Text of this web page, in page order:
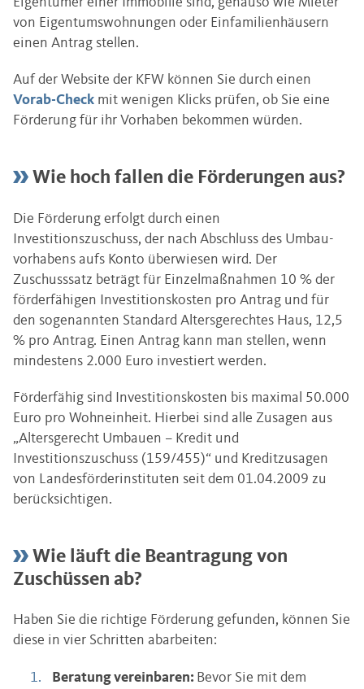
von Eigentumswohnungen oder Einfamilienhäusern
einen Antrag stellen.
Auf der Website der KFW können Sie durch einen
Vorab-Check mit wenigen Klicks prüfen, ob Sie eine
Förderung für ihr Vorhaben bekommen würden.
Wie hoch fallen die Förderungen aus?
Die Förderung erfolgt durch einen
Investitionszuschuss, der nach Abschluss des Umbau-
vorhabens aufs Konto überwiesen wird. Der
Zuschusssatz beträgt für Einzelmaßnahmen 10 % der
förderfähigen Investitionskosten pro Antrag und für
den sogenannten Standard Altersgerechtes Haus, 12,5
% pro Antrag. Einen Antrag kann man stellen, wenn
mindestens 2.000 Euro investiert werden.
Förderfähig sind Investitionskosten bis maximal 50.000
Euro pro Wohneinheit. Hierbei sind alle Zusagen aus
„Altersgerecht Umbauen – Kredit und
Investitionszuschuss (159/455)“ und Kreditzusagen
von Landesförderinstituten seit dem 01.04.2009 zu
berücksichtigen.
Wie läuft die Beantragung von
Zuschüssen ab?
Haben Sie die richtige Förderung gefunden, können Sie
diese in vier Schritten abarbeiten:
Beratung vereinbaren: Bevor Sie mit dem